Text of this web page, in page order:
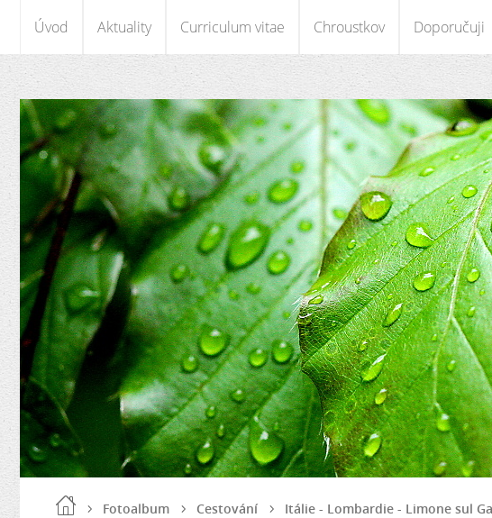
Úvod Aktuality Curriculum vitae Chroustkov Doporučuji
Fotoalbum Cestování Itálie - Lombardie - Limone sul